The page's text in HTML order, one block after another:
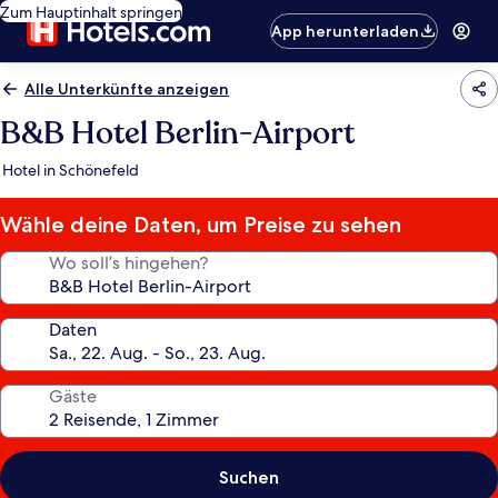
Zum Hauptinhalt springen
App herunterladen
Alle Unterkünfte anzeigen
B&B Hotel Berlin-Airport
Hotel in Schönefeld
Wähle deine Daten, um Preise zu sehen
Wo soll’s hingehen?
Daten
Gäste
Suchen